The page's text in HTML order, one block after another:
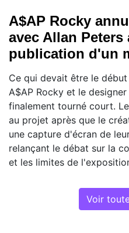
A$AP Rocky
avec Allan Peters
publication d'un
Ce qui devait être le
A$AP Rocky et le
finalement tourné court.
au projet après que le
une capture d'écran de
relançant le débat sur la
et les limites de
Voir